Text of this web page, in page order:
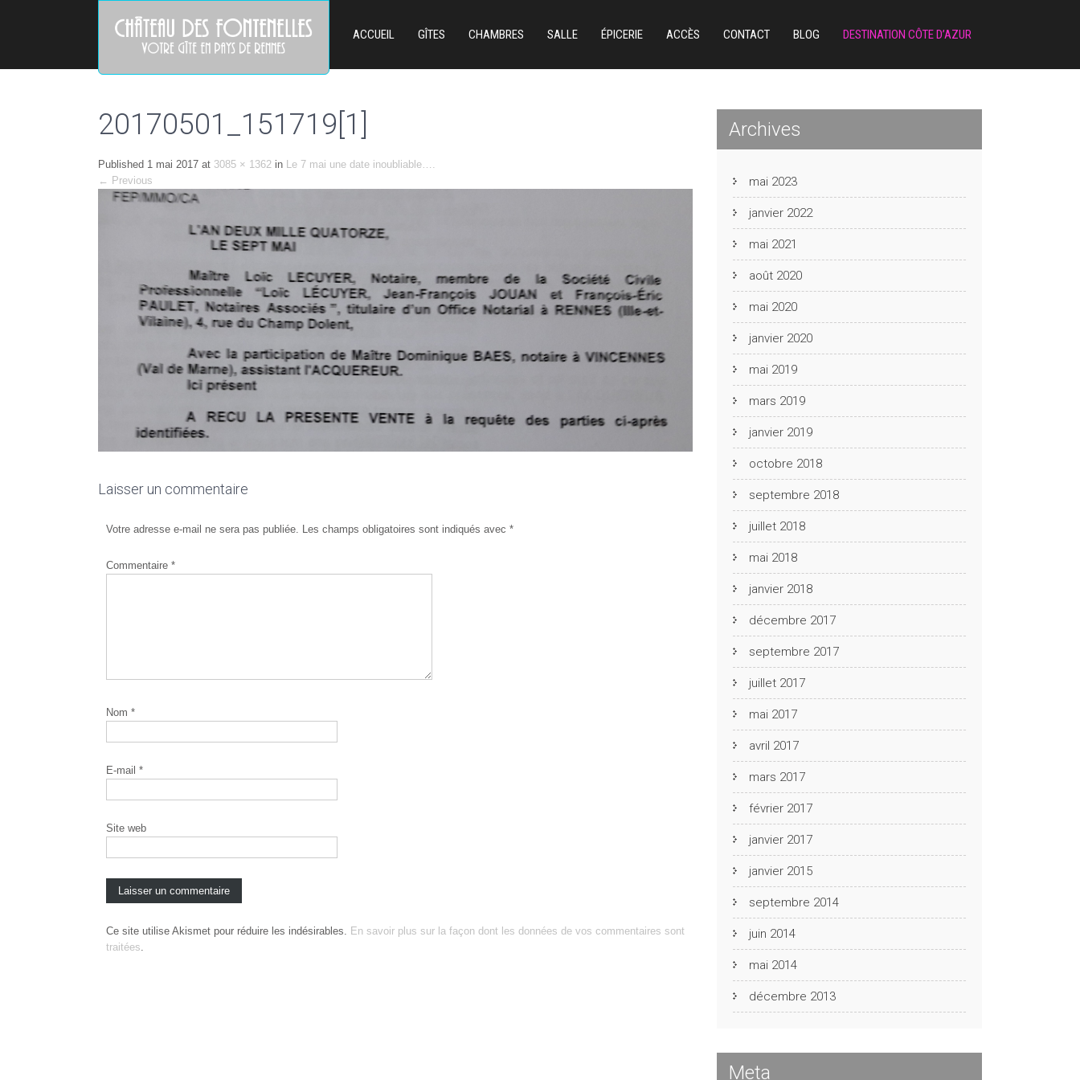
ACCUEIL GÎTES CHAMBRES SALLE ÉPICERIE ACCÈS CONTACT BLOG DESTINATION CÔTE D’AZUR
20170501_151719[1]
Published 1 mai 2017 at 3085 × 1362 in Le 7 mai une date inoubliable….
← Previous
Laisser un commentaire
Votre adresse e-mail ne sera pas publiée. Les champs obligatoires sont indiqués avec *
Commentaire *
Nom *
E-mail *
Site web
Ce site utilise Akismet pour réduire les indésirables. En savoir plus sur la façon dont les données de vos commentaires sont
traitées
Archives
mai 2023
janvier 2022
mai 2021
août 2020
mai 2020
janvier 2020
mai 2019
mars 2019
janvier 2019
octobre 2018
septembre 2018
juillet 2018
mai 2018
janvier 2018
décembre 2017
septembre 2017
juillet 2017
mai 2017
avril 2017
mars 2017
février 2017
janvier 2017
janvier 2015
septembre 2014
juin 2014
mai 2014
décembre 2013
Meta